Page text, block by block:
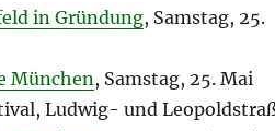
in Gründung, Samstag, 25.
München, Samstag, 25. Mai
Ludwig- und